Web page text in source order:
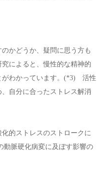
かどうか、疑問に思う方も
によると、慢性的な精神的
がわかっています。(*3) 活性
自分に合ったストレス解消
的ストレスのストロークに
動脈硬化病変に及ぼす影響の